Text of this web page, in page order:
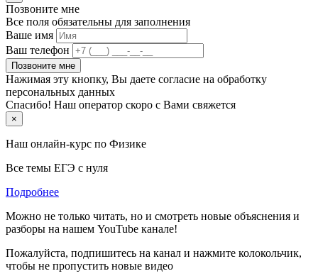
Позвоните мне
Все поля обязательны для заполнения
Ваше имя
Ваш телефон
Позвоните мне
Нажимая эту кнопку, Вы даете согласие на обработку
персональных данных
Спасибо! Наш оператор скоро с Вами свяжется
×
Наш онлайн-курс по Физике
Все темы ЕГЭ с нуля
Подробнее
Можно не только читать, но и смотреть новые объяснения и
разборы на нашем YouTube канале!
Пожалуйста, подпишитесь на канал и нажмите колокольчик,
чтобы не пропустить новые видео